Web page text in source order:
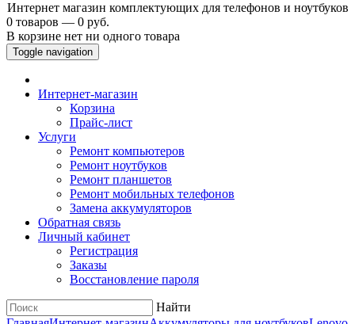
Интернет магазин комплектующих для телефонов и ноутбуков
0 товаров — 0 руб.
В корзине нет ни одного товара
Toggle navigation
Интернет-магазин
Корзина
Прайс-лист
Услуги
Ремонт компьютеров
Ремонт ноутбуков
Ремонт планшетов
Ремонт мобильных телефонов
Замена аккумуляторов
Обратная связь
Личный кабинет
Регистрация
Заказы
Восстановление пароля
Найти